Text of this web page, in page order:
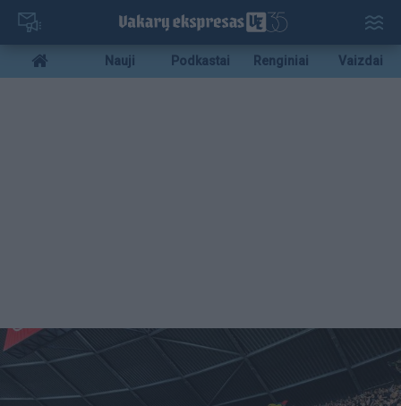
Pereiti
pagrindinį
turinį
Mobile
menu
Nauji Podkastai Renginiai Vaizdai